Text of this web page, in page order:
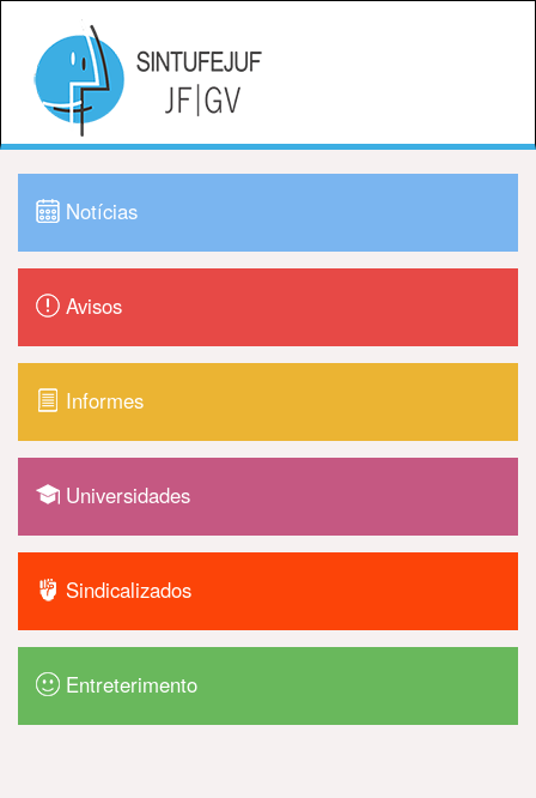
Notícias
Avisos
Informes
Universidades
Sindicalizados
Entreterimento